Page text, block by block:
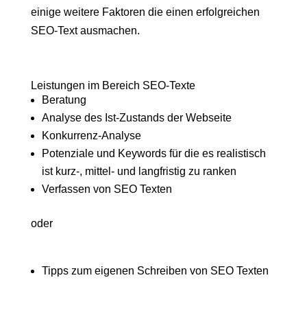
einige weitere Faktoren die einen erfolgreichen
SEO-Text ausmachen.
Leistungen im Bereich SEO-Texte
Beratung
Analyse des Ist-Zustands der Webseite
Konkurrenz-Analyse
Potenziale und Keywords für die es realistisch
ist kurz-, mittel- und langfristig zu ranken
Verfassen von SEO Texten
oder
Tipps zum eigenen Schreiben von SEO Texten